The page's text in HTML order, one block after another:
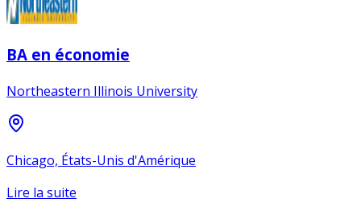
BA en économie
Northeastern Illinois University
Chicago, États-Unis d'Amérique
Lire la suite